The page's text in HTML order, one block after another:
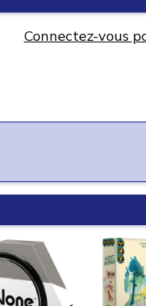
Connectez-vous